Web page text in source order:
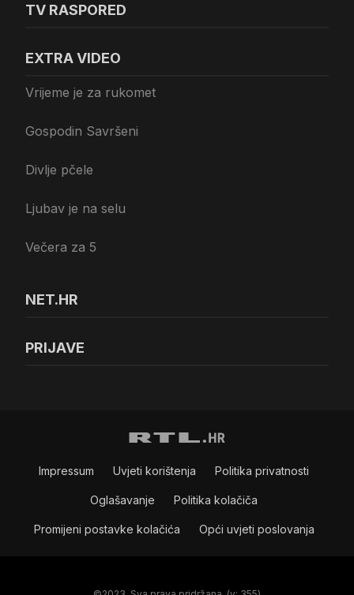
TV RASPORED
EXTRA VIDEO
Vrijeme je za rukomet
Gospodin Savršeni
Divlje pčele
Ljubav je na selu
Večera za 5
NET.HR
PRIJAVE
Impressum Uvjeti korištenja Politika privatnosti
Oglašavanje Politika kolačiča
Promijeni postavke kolačića Opći uvjeti poslovanja